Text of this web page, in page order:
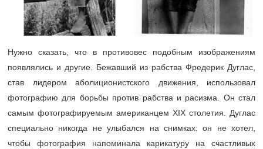
Нужно сказать, что в противовес подобным изображениям
появлялись и другие. Бежавший из рабства Фредерик Дуглас,
став лидером аболиционистского движения, использовал
фотографию для борьбы против рабства и расизма. Он стал
самым фотографируемым американцем XIX столетия. Дуглас
специально никогда не улыбался на снимках: он не хотел,
чтобы фотография напоминала карикатуру на счастливых